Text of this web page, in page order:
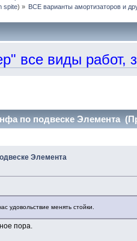
spite) » ВСЕ варианты амортизаторов и
виды работ,
по подвеске Элемента
Элемента
удовольствие менять стойки.
пора.